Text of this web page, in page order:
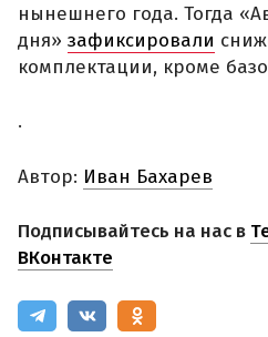
нынешнего года. Тогда
дня» зафиксировали
комплектации, кроме
.
Автор: Иван Бахарев
Подписывайтесь на нас в
ВКонтакте